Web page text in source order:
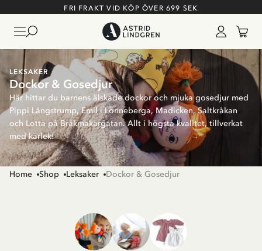
FRI FRAKT VID KÖP ÖVER 699 SEK
LEKSAKER
Dockor & Gosedjur
Här hittar du barnens älskade dockor och mjuka gosedjur med
Pippi Långstrump, Emil i Lönneberga, Madicken, Saltkråkan
och Lotta på Bråkmakargatan. Allt i högsta kvalitet, tillverkat
med kärlek!
Home Shop Leksaker Dockor & Gosedjur